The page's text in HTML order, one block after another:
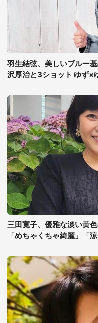
羽生結弦、美しいブルー
沢厚治と3ショット ゆず×
三田寛子、優雅な淡い黄
「めちゃくちゃ綺麗」「